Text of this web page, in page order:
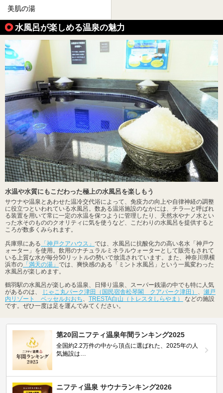
美肌の湯
水風呂が楽しめる温泉の魅力
水温や水質にもこだわった極上の水風呂を楽しもう
サウナや温泉とあわせた温冷交代浴によって、免疫力の向上や自律神経の調整
に役立つといわれている水風呂。数ある温浴施設のなかには、チラ―と呼ばれ
る装置を用いて常に一定の水温を保つように管理したり、天然水やナノ水とい
った水そのもののクオリティに気を使うなど、こだわりの水風呂を提供すると
ころが数多くみられます。
兵庫県にある 「神戸クアハウス」 では、水風呂に抗酸化力の高い名水「神戸ウ
ォーター」を使用。飲用のナチュラルミネラルウォーターとして販売もされて
いる上質な水が毎分50リットルの勢いで放流されています。また、神奈川県横
浜市の 「満天の湯」 では、爽快感のある「ミント水風呂」という一風変わった
水風呂が楽しめます。
鶴羽駅の水風呂が楽しめる温泉、日帰り温泉、スーパー銭湯の中でも特に人気
があるのは、
じゃこ丸パーク津田（国民宿舎松琴閣 クアパーク津田）
瀬戸
内リゾート ベッセルおおち
TRESTA白山（トレスタしらやま）
などの施設
です。ぜひ一度は足を運んでみてください。
第20回ニフティ温泉年間ランキング2025
全国約2.2万件の中から頂点に選ばれた、2025年の人
気施設は…
ニフティ温泉 サウナランキング2026